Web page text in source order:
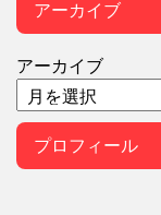
アーカイブ
アーカイブ
プロフィール